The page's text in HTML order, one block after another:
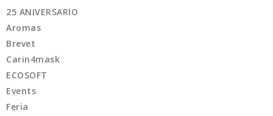
25 ANIVERSARIO
Aromas
Brevet
Carin4mask
ECOSOFT
Events
Feria